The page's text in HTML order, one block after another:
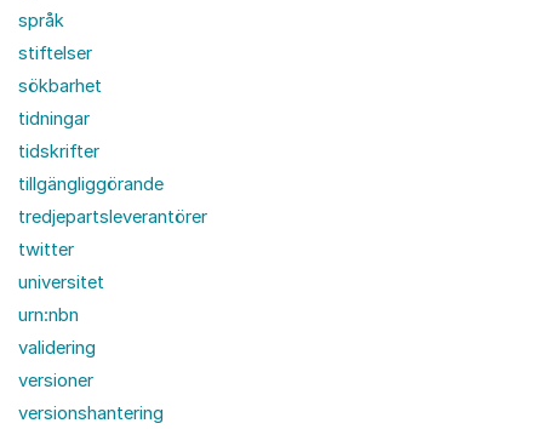
språk
stiftelser
sökbarhet
tidningar
tidskrifter
tillgängliggörande
tredjepartsleverantörer
twitter
universitet
urn:nbn
validering
versioner
versionshantering